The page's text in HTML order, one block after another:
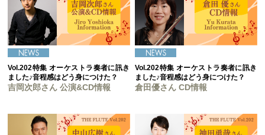
Vol.202特集 オーケストラ奏者に訊き
ました♪音程感はどう身につけた？
吉岡次郎さん 公演&CD情報
Vol.202特集 オーケストラ奏者に訊き
ました♪音程感はどう身につけた？
倉田優さん CD情報